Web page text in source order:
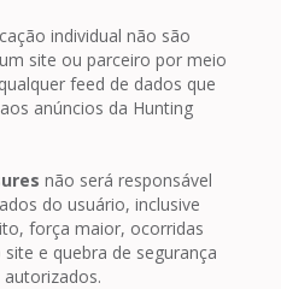
individual não são
site ou parceiro por meio
feed de dados que
anúncios da Hunting
não será responsável
do usuário, inclusive
força maior, ocorridas
e quebra de segurança